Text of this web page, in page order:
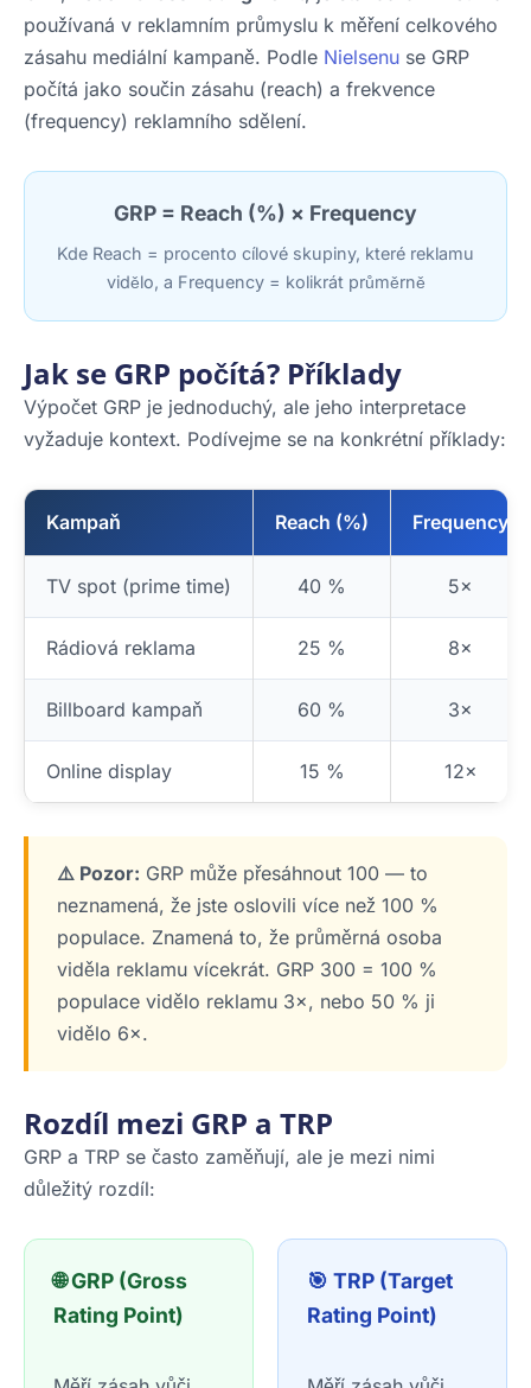
používaná v reklamním průmyslu k měření celkového
zásahu mediální kampaně. Podle Nielsenu se GRP
počítá jako součin zásahu (reach) a frekvence
(frequency) reklamního sdělení.
GRP = Reach (%) × Frequency
Kde Reach = procento cílové skupiny, které reklamu
vidělo, a Frequency = kolikrát průměrně
Jak se GRP počítá? Příklady
Výpočet GRP je jednoduchý, ale jeho interpretace
vyžaduje kontext. Podívejme se na konkrétní příklady:
Kampaň Reach (%) Frequency
TV spot (prime time) 40 % 5×
Rádiová reklama 25 % 8×
Billboard kampaň 60 % 3×
Online display 15 % 12×
⚠️ Pozor: GRP může přesáhnout 100 — to
neznamená, že jste oslovili více než 100 %
populace. Znamená to, že průměrná osoba
viděla reklamu vícekrát. GRP 300 = 100 %
populace vidělo reklamu 3×, nebo 50 % ji
vidělo 6×.
Rozdíl mezi GRP a TRP
GRP a TRP se často zaměňují, ale je mezi nimi
důležitý rozdíl:
🌐 GRP (Gross
Rating Point)
🎯 TRP (Target
Rating Point)